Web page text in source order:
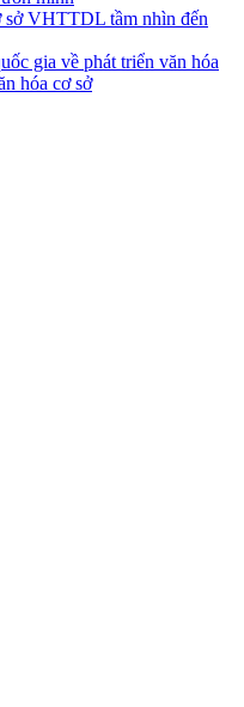
sở VHTTDL tầm nhìn đến
gia về phát triển văn hóa
hóa cơ sở